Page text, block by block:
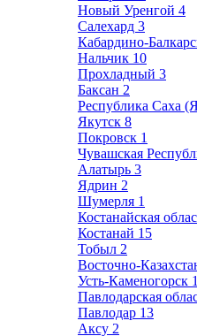
Новый Уренгой 4
Салехард 3
Кабардино-
Нальчик 10
Прохладный 3
Баксан 2
Республика Саха
Якутск 8
Покровск 1
Чувашская
Алатырь 3
Ядрин 2
Шумерля 1
Костанайская
Костанай 15
Тобыл 2
Восточно-
Усть-Каменогорск
Павлодарская
Павлодар 13
Аксу 2